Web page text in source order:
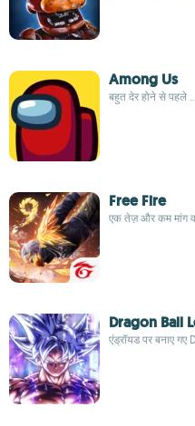
Among Us
बहुत देर होने से पहले
Free Fire
एक तेज़ और कम मांग
Dragon Ball
एंड्रॉयड पर बनाए